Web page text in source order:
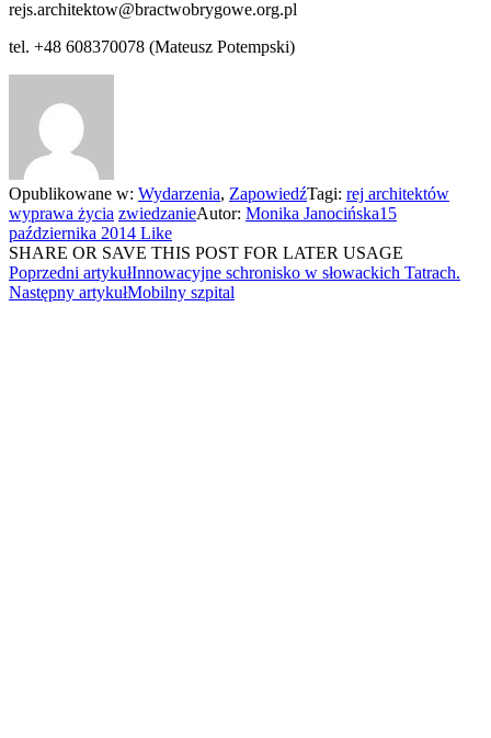
rejs.architektow@bractwobrygowe.org.pl
tel. +48 608370078 (Mateusz Potempski)
Opublikowane w: Wydarzenia, ZapowiedźTagi: rej architektów
wyprawa życia zwiedzanieAutor: Monika Janocińska15
października 2014 Like
SHARE OR SAVE THIS POST FOR LATER USAGE
Poprzedni artykułInnowacyjne schronisko w słowackich Tatrach.
Następny artykułMobilny szpital